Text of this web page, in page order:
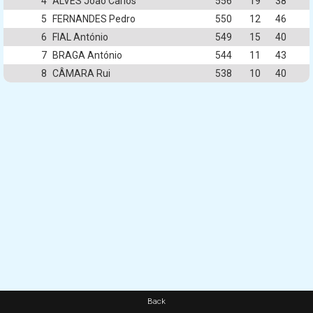
5
FERNANDES Pedro 550 12
46
6
FIAL António 549 15
40
7
BRAGA António 544 11
43
8 CÂMARA Rui 538 10 40
Back